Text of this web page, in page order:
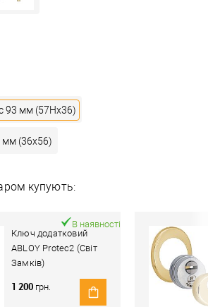
93 мм (57Hx36)
мм (36x56)
купують:
Ключ додатковий
ABLOY Protec2 (Світ
Замків)
В наявності
1 200 грн.